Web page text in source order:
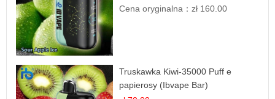
Cena oryginalna：zł 160.00
Truskawka Kiwi-35000 Puff e
papierosy (Ibvape Bar)